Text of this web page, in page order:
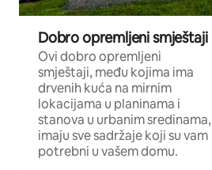
Dobro opremljeni smještaji
Ovi dobro opremljeni
smještaji, među kojima ima
drvenih kuća na mirnim
lokacijama u planinama i
stanova u urbanim sredinama,
imaju sve sadržaje koji su vam
potrebni u vašem domu.